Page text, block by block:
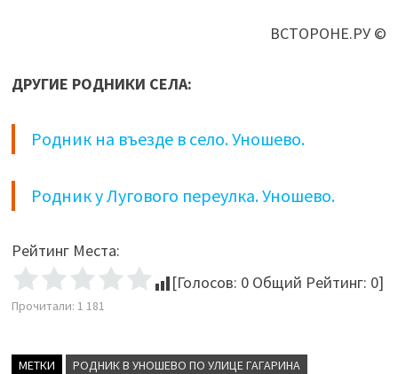
ВСТОРОНЕ.РУ ©
ДРУГИЕ РОДНИКИ СЕЛА:
Родник на въезде в село. Уношево.
Родник у Лугового переулка. Уношево.
Рейтинг Места:
[Голосов: 0Общий Рейтинг: 0]
Прочитали: 1 181
МЕТКИ
РОДНИК В УНОШЕВО ПО УЛИЦЕ ГАГАРИНА